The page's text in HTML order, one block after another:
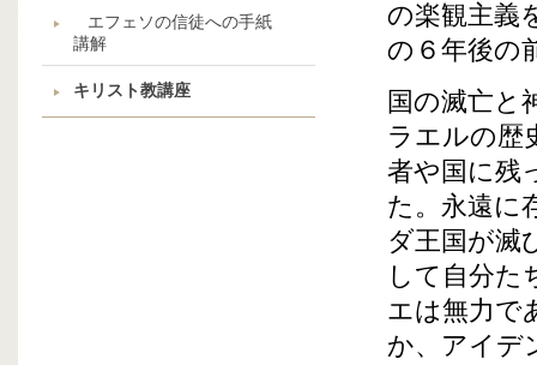
エフェソの信徒への手紙
講解
キリスト教講座
の楽観主義
の６年後の
国の滅亡と
ラエルの歴
者や国に残
た。永遠に
ダ王国が滅
して自分た
エは無力で
か、アイデ